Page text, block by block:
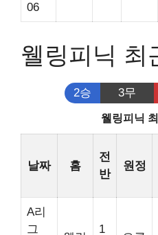
06
웰링피닉 최
2승 3무
웰링피닉
날짜 홈
전
반
원정
A리
그
1